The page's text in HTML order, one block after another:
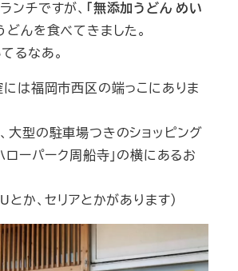
ンチですが、 「無添加うどん めい
どんを食べてきました。
るなあ。
には福岡市西区の端っこにありま
大型の駐車場つきのショッピング
ローパーク周船寺」の横にあるお
とか、セリアとかがあります）